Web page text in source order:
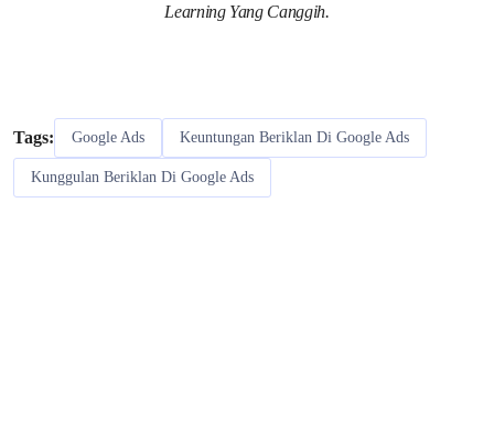
Learning Yang Canggih.
Tags: Google Ads Keuntungan Beriklan Di Google Ads
Kunggulan Beriklan Di Google Ads